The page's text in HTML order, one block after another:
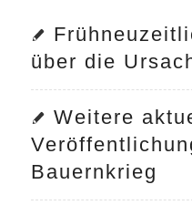
über die
Weitere
Bauernkrieg